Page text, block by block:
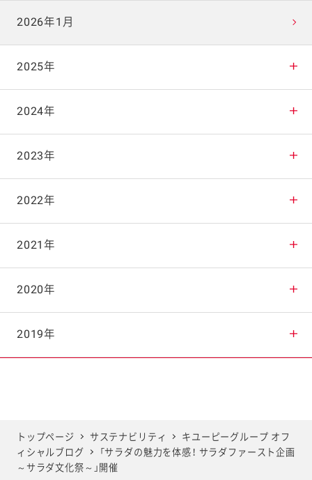
2026年1月
2025年
2025年12月
2025年11月
2025年10月
2025年9月
2025年8月
2025年7月
2025年4月
2024年
2024年12月
2024年11月
2024年10月
2024年9月
2024年8月
2024年5月
2023年
2023年12月
2023年11月
2023年10月
2023年9月
2023年6月
2022年
2022年12月
2022年11月
2022年10月
2022年7月
2021年
2021年12月
2021年11月
2021年8月
2020年
2020年12月
2020年9月
2019年
2019年10月
トップページ サステナビリティ
キユーピーグループ オフ
ィシャルブログ
「サラダの魅力を体感！ サラダファースト企画
～サラダ文化祭～」開催